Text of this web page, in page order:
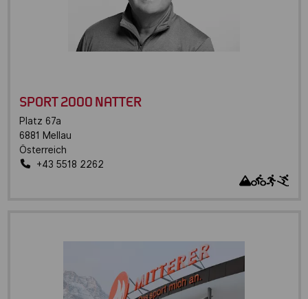
SPORT 2000 NATTER
Platz 67a
6881 Mellau
Österreich
+43 5518 2262